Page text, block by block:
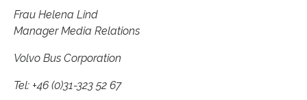
Frau Helena Lind
Manager Media Relations
Volvo Bus Corporation
Tel: +46 (0)31-323 52 67